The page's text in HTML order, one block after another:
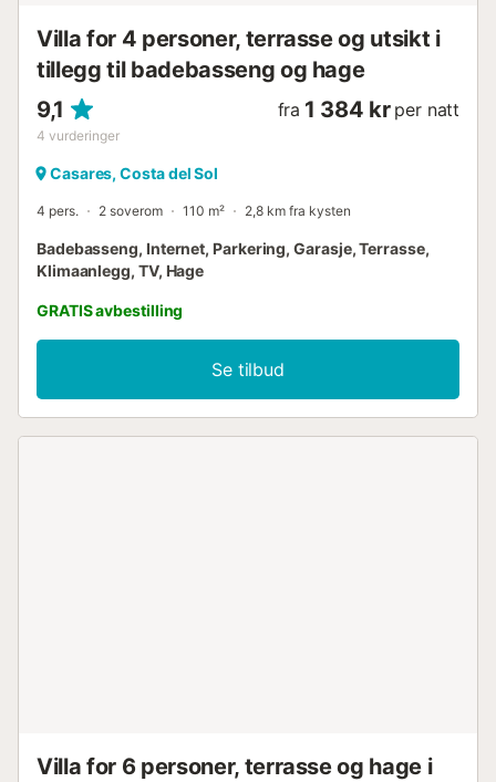
Villa for 4 personer, terrasse og utsikt i
tillegg til badebasseng og hage
9,1
4 vurderinger
fra 1 384 kr per natt
Casares, Costa del Sol
4 pers. 2 soverom 110 m² 2,8 km fra kysten
Badebasseng, Internet, Parkering, Garasje, Terrasse,
Klimaanlegg, TV, Hage
GRATIS avbestilling
Se tilbud
Villa for 6 personer, terrasse og hage i